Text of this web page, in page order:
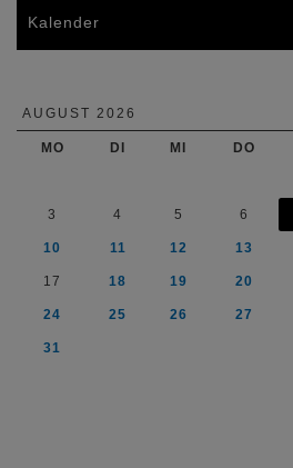
Kalender
AUGUST 2026
MO DI MI DO
3 4 5 6
10 11 12 13
17 18 19 20
24 25 26 27
31